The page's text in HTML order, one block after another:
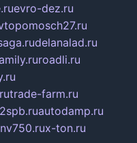
evro-dez.ru
delanalad.ru
roadli.ru
trade-farm.ru
autodamp.ru
nv750.rux-ton.ru